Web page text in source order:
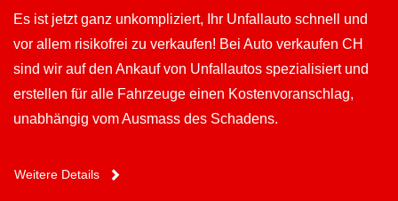
Es ist jetzt ganz unkompliziert, Ihr Unfallauto schnell und
vor allem risikofrei zu verkaufen! Bei Auto verkaufen CH
sind wir auf den Ankauf von Unfallautos spezialisiert und
erstellen für alle Fahrzeuge einen Kostenvoranschlag,
unabhängig vom Ausmass des Schadens.
Weitere Details